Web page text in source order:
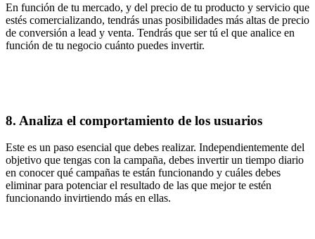
En función de tu mercado, y del precio de tu producto y servicio que
estés comercializando, tendrás unas posibilidades más altas de precio
de conversión a lead y venta. Tendrás que ser tú el que analice en
función de tu negocio cuánto puedes invertir.
8. Analiza el comportamiento de los usuarios
Este es un paso esencial que debes realizar. Independientemente del
objetivo que tengas con la campaña, debes invertir un tiempo diario
en conocer qué campañas te están funcionando y cuáles debes
eliminar para potenciar el resultado de las que mejor te estén
funcionando invirtiendo más en ellas.